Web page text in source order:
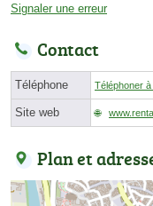
Signaler une erreur
Contact
Téléphone Téléphoner
Site web
Plan et